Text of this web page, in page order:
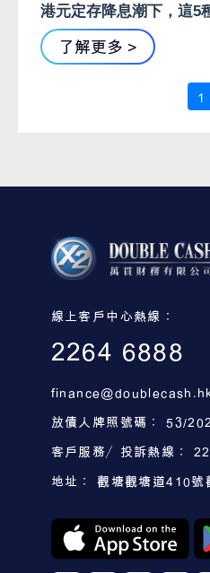
港元定存降息潮下，這5
了解更多 >
1
線上客戶中心熱線：
2264 6888
放債人牌照號碼： 53/
客戶服務／投訴熱線：
地址： 觀塘觀塘道410